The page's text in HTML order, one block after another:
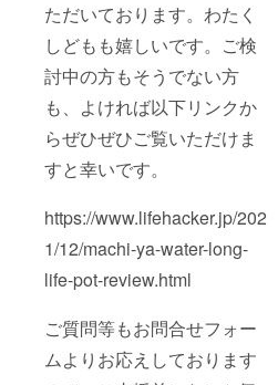
ただいております。わたく
しどもも嬉しいです。ご検
討中の方もそうでない方
も、よければ以下リンクか
らぜひぜひご覧いただけま
すと幸いです。
https://www.lifehacker.jp/202
1/12/machi-ya-water-long-
life-pot-review.html
ご質問等もお問合せフォー
ムよりお応えしております